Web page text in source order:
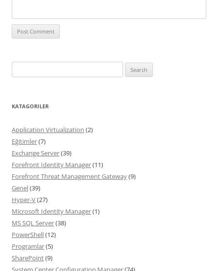
for:
KATAGORILER
Application Virtualization (2)
Eğitimler(7)
Exchange Server(39)
Forefront Identity Manager(11)
Forefront Threat Management Gateway(9)
Genel(39)
Hyper-V(27)
Microsoft Identity Manager(1)
MS SQL Server(38)
PowerShell(12)
Programlar(5)
SharePoint(9)